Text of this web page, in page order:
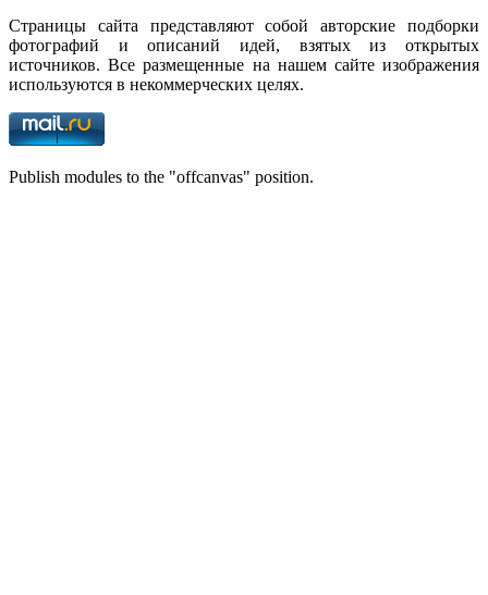
Страницы сайта представляют собой авторские подборки
фотографий и описаний идей, взятых из открытых
источников. Все размещенные на нашем сайте изображения
используются в некоммерческих целях.
Publish modules to the "offcanvas" position.